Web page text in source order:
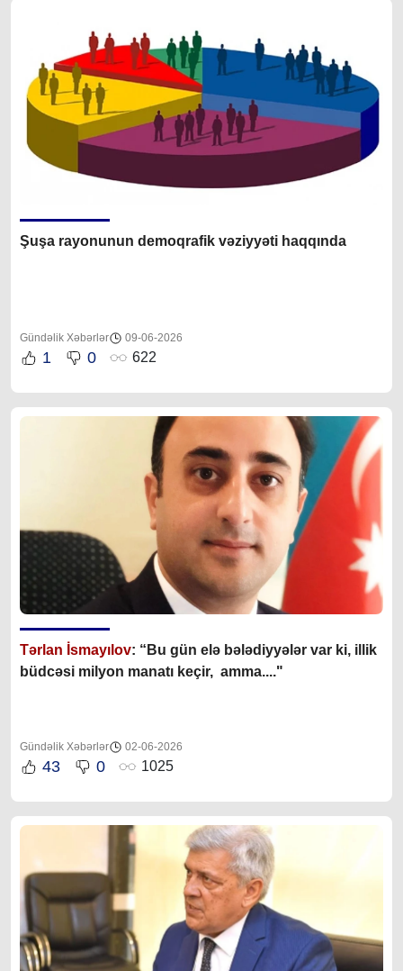
Şuşa rayonunun demoqrafik vəziyyəti haqqında
Gündəlik Xəbərlər 09-06-2026
1 0 622
Tərlan İsmayılov: “Bu gün elə bələdiyyələr var ki, illik
büdcəsi milyon manatı keçir, amma...."
Gündəlik Xəbərlər 02-06-2026
43 0 1025